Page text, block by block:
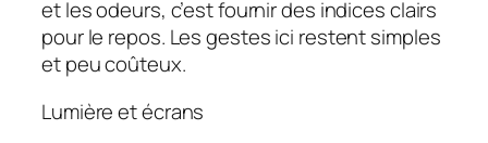
et les odeurs, c’est fournir des indices clairs
pour le repos. Les gestes ici restent simples
et peu coûteux.
Lumière et écrans